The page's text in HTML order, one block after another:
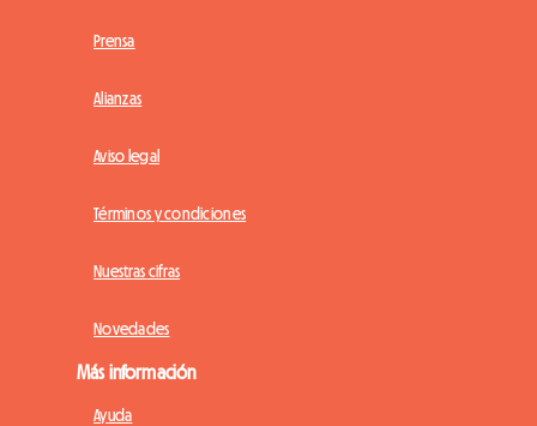
Prensa
Alianzas
Aviso legal
Términos y condiciones
Nuestras cifras
Novedades
Más información
Ayuda